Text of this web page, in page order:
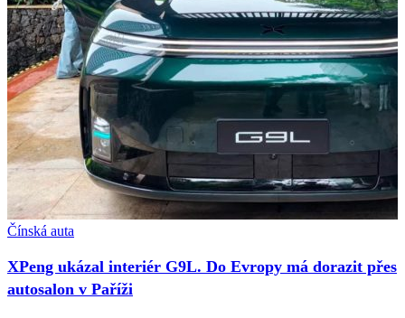
Čínská auta
XPeng ukázal interiér G9L. Do Evropy má dorazit přes
autosalon v Paříži